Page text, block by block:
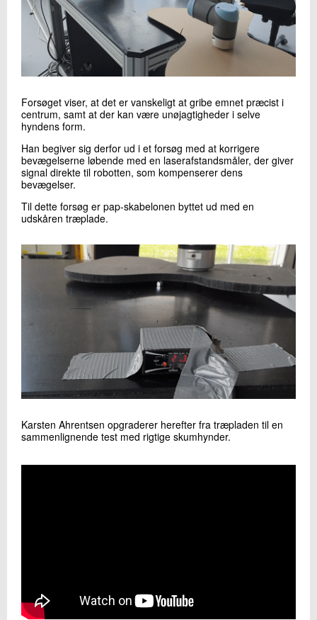
Forsøget viser, at det er vanskeligt at gribe emnet præcist i
centrum, samt at der kan være unøjagtigheder i selve
hyndens form.
Han begiver sig derfor ud i et forsøg med at korrigere
bevægelserne løbende med en laserafstandsmåler, der giver
signal direkte til robotten, som kompenserer dens
bevægelser.
Til dette forsøg er pap-skabelonen byttet ud med en
udskåren træplade.
Karsten Ahrentsen opgraderer herefter fra træpladen til en
sammenlignende test med rigtige skumhynder.